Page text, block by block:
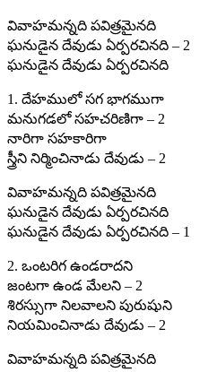
వివాహమన్నది పవిత్రమైనది
ఘనుడైన దేవుడు ఏర్పరచినది – 2
ఘనుడైన దేవుడు ఏర్పరచినది
1. దేహములో సగ భాగముగా
మనుగడలో సహచరిణిగా – 2
నారిగా సహకారిగా
స్త్రీని నిర్మించినాడు దేవుడు – 2
వివాహమన్నది పవిత్రమైనది
ఘనుడైన దేవుడు ఏర్పరచినది
ఘనుడైన దేవుడు ఏర్పరచినది – 1
2. ఒంటరిగ ఉండరాదని
జంటగా ఉండ మేలని – 2
శిరస్సుగా నిలవాలని పురుషుని
నియమించినాడు దేవుడు – 2
వివాహమన్నది పవిత్రమైనది